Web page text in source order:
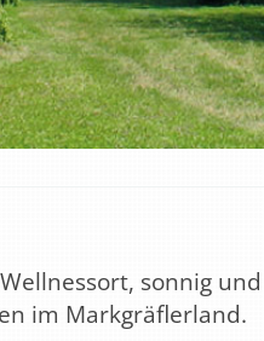
sonnig
im Markgräflerland.